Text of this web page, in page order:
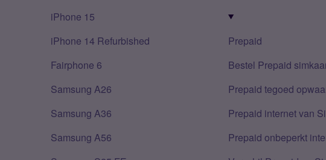
iPhone 15
iPhone 14 Refurbished
Fairphone 6
Samsung A26
Samsung A36
Samsung A56
Prepaid
Bestel Prepaid
Prepaid tegoed
Prepaid internet van
Prepaid onbeperkt